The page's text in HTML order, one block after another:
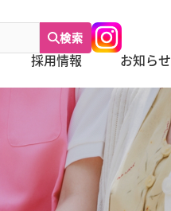
検索
採用情報 お知らせ